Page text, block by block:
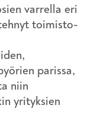
varrella eri
toimisto-
parissa,
niin
yrityksien